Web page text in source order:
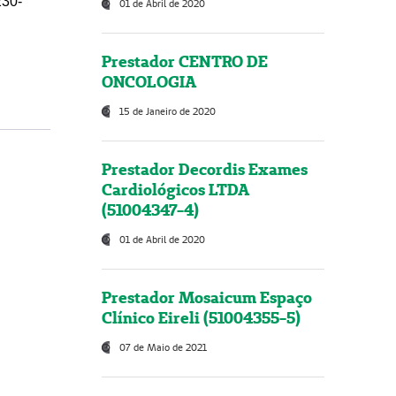
01 de Abril de 2020
Prestador CENTRO DE
ONCOLOGIA
15 de Janeiro de 2020
Prestador Decordis Exames
Cardiológicos LTDA
(51004347-4)
01 de Abril de 2020
Prestador Mosaicum Espaço
Clínico Eireli (51004355-5)
07 de Maio de 2021